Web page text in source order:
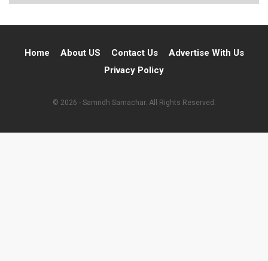
Home About US Contact Us
Advertise With Us
Privacy Policy
© 2026 - Samridh Samachar. All Rights Reserved.